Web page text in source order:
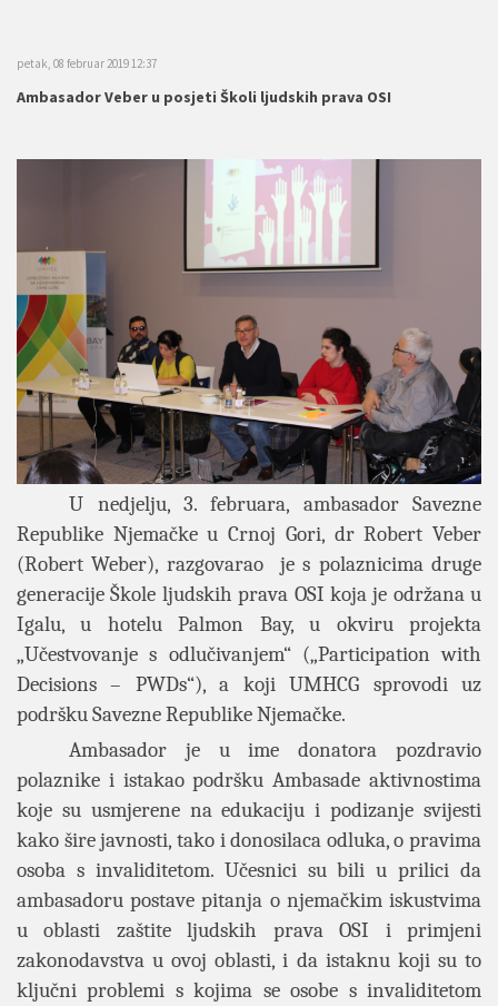
petak, 08 februar 2019 12:37
Ambasador Veber u posjeti Školi ljudskih prava OSI
U nedjelju, 3. februara, ambasador Savezne
Republike Njemačke u Crnoj Gori, dr Robert Veber
(Robert Weber), razgovarao je s polaznicima druge
generacije Škole ljudskih prava OSI koja je održana u
Igalu, u hotelu Palmon Bay, u okviru projekta
„Učestvovanje s odlučivanjem“ („Participation with
Decisions – PWDs“), a koji UMHCG sprovodi uz
podršku Savezne Republike Njemačke.
Ambasador je u ime donatora pozdravio
polaznike i istakao podršku Ambasade aktivnostima
koje su usmjerene na edukaciju i podizanje svijesti
kako šire javnosti, tako i donosilaca odluka, o pravima
osoba s invaliditetom. Učesnici su bili u prilici da
ambasadoru postave pitanja o njemačkim iskustvima
u oblasti zaštite ljudskih prava OSI i primjeni
zakonodavstva u ovoj oblasti, i da istaknu koji su to
ključni problemi s kojima se osobe s invaliditetom